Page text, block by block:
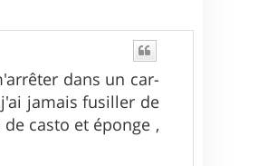
dans un car-
jamais fusiller de
casto et éponge ,